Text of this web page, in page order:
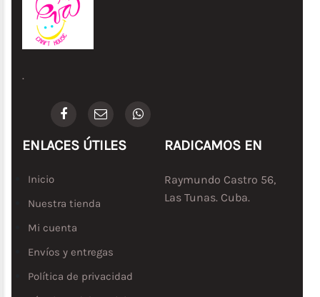
.
ENLACES ÚTILES
Inicio
Nuestra tienda
Mi cuenta
Envíos y entregas
Política de privacidad
RADICAMOS EN
Raymundo Castro 56,
Las Tunas. Cuba.